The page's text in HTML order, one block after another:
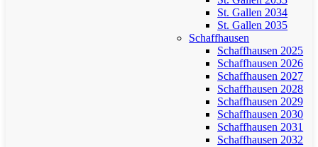
St. Gallen 2034
St. Gallen 2035
Schaffhausen
Schaffhausen 2025
Schaffhausen 2026
Schaffhausen 2027
Schaffhausen 2028
Schaffhausen 2029
Schaffhausen 2030
Schaffhausen 2031
Schaffhausen 2032